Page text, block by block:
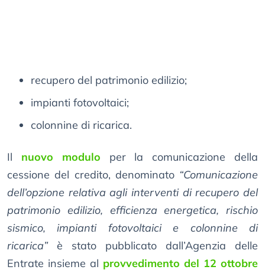
recupero del patrimonio edilizio;
impianti fotovoltaici;
colonnine di ricarica.
Il nuovo modulo per la comunicazione della
cessione del credito, denominato “Comunicazione
dell’opzione relativa agli interventi di recupero del
patrimonio edilizio, efficienza energetica, rischio
sismico, impianti fotovoltaici e colonnine di
ricarica”è stato pubblicato dall’Agenzia delle
Entrate insieme al provvedimento del 12 ottobre